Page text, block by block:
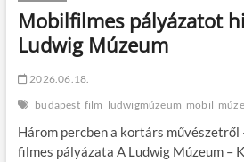
Mobilfilmes pályázatot
Ludwig Múzeum
2026.06.18.
budapest film ludwigmúzeum mobil
Három percben a kortárs művészetről
filmes pályázata A Ludwig Múzeum –